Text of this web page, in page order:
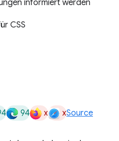
informiert werden
CSS
94 x xSource